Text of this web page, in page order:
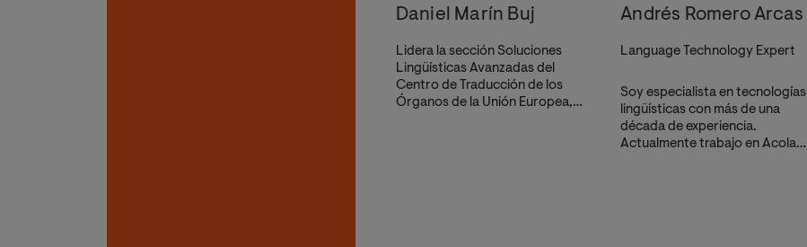
Daniel Marín Buj
Lidera la sección Soluciones
Lingüísticas Avanzadas del
Centro de Traducción de los
Órganos de la Unión Europea,
Andrés Romero Arcas
Language Technology Expert
Soy especialista en tecnologías
lingüísticas con más de una
década de experiencia.
Actualmente trabajo en Acolad